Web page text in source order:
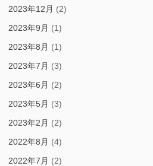
2023年12月 (2)
2023年9月 (1)
2023年8月 (1)
2023年7月 (3)
2023年6月 (2)
2023年5月 (3)
2023年2月 (2)
2022年8月 (4)
2022年7月 (2)